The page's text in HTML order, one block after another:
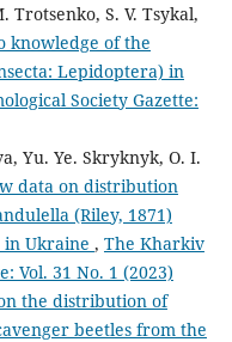
Trotsenko, S. V. Tsykal,
knowledge of the
Lepidoptera) in
Society Gazette:
Yu. Ye. Skryknyk, O. I.
data on distribution
(Riley, 1871)
in Ukraine , The Kharkiv
Vol. 31 No. 1 (2023)
the distribution of
beetles from the